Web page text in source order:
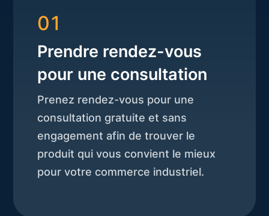
01
Prendre rendez-vous
pour une consultation
Prenez rendez-vous pour une
consultation gratuite et sans
engagement afin de trouver le
produit qui vous convient le mieux
pour votre commerce industriel.